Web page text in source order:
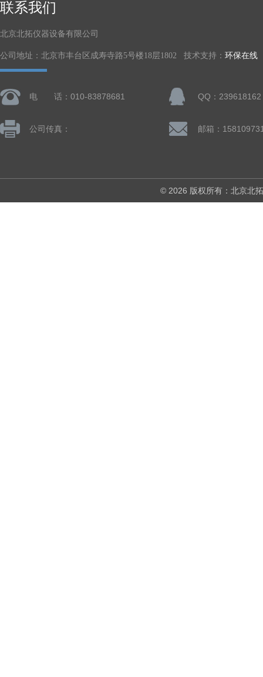
联系我们
北京北拓仪器设备有限公司
公司地址：北京市丰台区成寿寺路5号楼18层1802 技术支持： 环保在线
电 话：010-83878681 QQ：239618162
公司传真：
© 2026 版权所有：北京北